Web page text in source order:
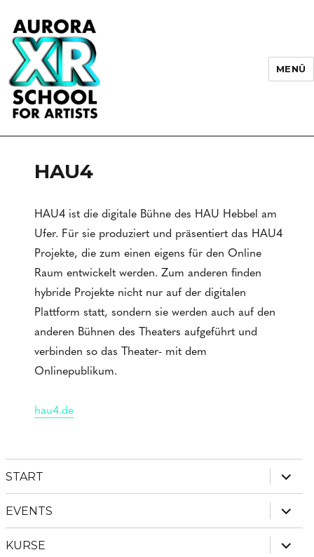
MENÜ
HAU4
HAU4 ist die digitale Bühne des HAU Hebbel am
Ufer. Für sie produziert und präsentiert das HAU4
Projekte, die zum einen eigens für den Online
Raum entwickelt werden. Zum anderen finden
hybride Projekte nicht nur auf der digitalen
Plattform statt, sondern sie werden auch auf den
anderen Bühnen des Theaters aufgeführt und
verbinden so das Theater- mit dem
Onlinepublikum.
hau4.de
START
EVENTS
KURSE